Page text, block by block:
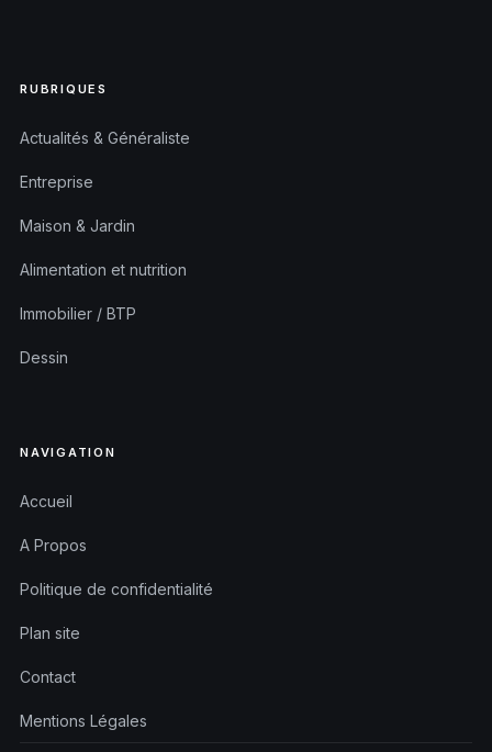
RUBRIQUES
Actualités & Généraliste
Entreprise
Maison & Jardin
Alimentation et nutrition
Immobilier / BTP
Dessin
NAVIGATION
Accueil
A Propos
Politique de confidentialité
Plan site
Contact
Mentions Légales